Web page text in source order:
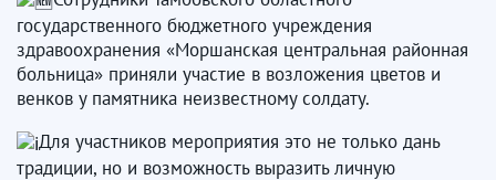
государственного бюджетного учреждения
здравоохранения «Моршанская центральная районная
больница» приняли участие в возложения цветов и
венков у памятника неизвестному солдату.
Для участников мероприятия это не только дань
традиции, но и возможность выразить личную